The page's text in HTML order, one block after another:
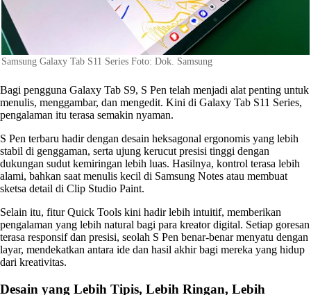
Samsung Galaxy Tab S11 Series Foto: Dok. Samsung
Bagi pengguna Galaxy Tab S9, S Pen telah menjadi alat penting untuk
menulis, menggambar, dan mengedit. Kini di Galaxy Tab S11 Series,
pengalaman itu terasa semakin nyaman.
S Pen terbaru hadir dengan desain heksagonal ergonomis yang lebih
stabil di genggaman, serta ujung kerucut presisi tinggi dengan
dukungan sudut kemiringan lebih luas. Hasilnya, kontrol terasa lebih
alami, bahkan saat menulis kecil di Samsung Notes atau membuat
sketsa detail di Clip Studio Paint.
Selain itu, fitur Quick Tools kini hadir lebih intuitif, memberikan
pengalaman yang lebih natural bagi para kreator digital. Setiap goresan
terasa responsif dan presisi, seolah S Pen benar-benar menyatu dengan
layar, mendekatkan antara ide dan hasil akhir bagi mereka yang hidup
dari kreativitas.
Desain yang Lebih Tipis, Lebih Ringan, Lebih